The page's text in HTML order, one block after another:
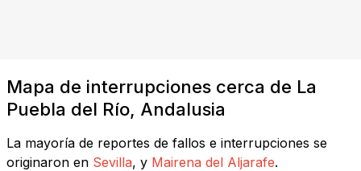
Mapa de interrupciones cerca de La
Puebla del Río, Andalusia
La mayoría de reportes de fallos e interrupciones se
originaron en Sevilla, y Mairena del Aljarafe.